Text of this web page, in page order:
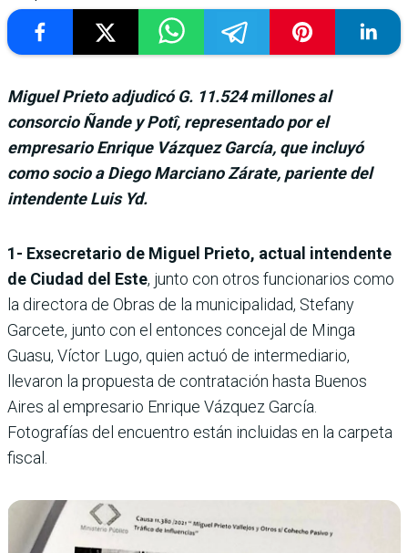
Miguel Prieto adjudicó G. 11.524 millones al
consorcio Ñande y Potî, representado por el
empresario Enrique Vázquez García, que incluyó
como socio a Diego Marciano Zárate, pariente del
intendente Luis Yd.
1- Exsecretario de Miguel Prieto, actual intendente
de Ciudad del Este, junto con otros funcionarios como
la directora de Obras de la municipalidad, Stefany
Garcete, junto con el entonces concejal de Minga
Guasu, Víctor Lugo, quien actuó de intermediario,
llevaron la propuesta de contratación hasta Buenos
Aires al empresario Enrique Vázquez García.
Fotografías del encuentro están incluidas en la carpeta
fiscal.